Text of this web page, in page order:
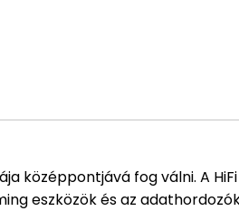
középpontjává fog válni. A
eszközök és az